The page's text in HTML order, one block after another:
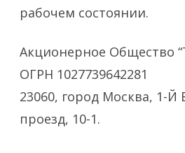
рабочем состоянии.
Акционерное Общество
ОГРН 1027739642281
23060, город Москва, 1-Й
проезд, 10-1.